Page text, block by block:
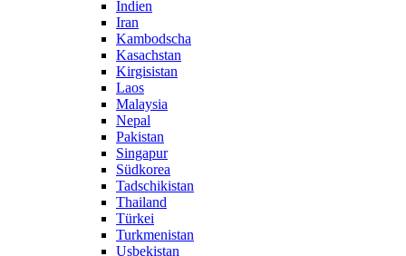
Indien
Iran
Kambodscha
Kasachstan
Kirgisistan
Laos
Malaysia
Nepal
Pakistan
Singapur
Südkorea
Tadschikistan
Thailand
Türkei
Turkmenistan
Usbekistan